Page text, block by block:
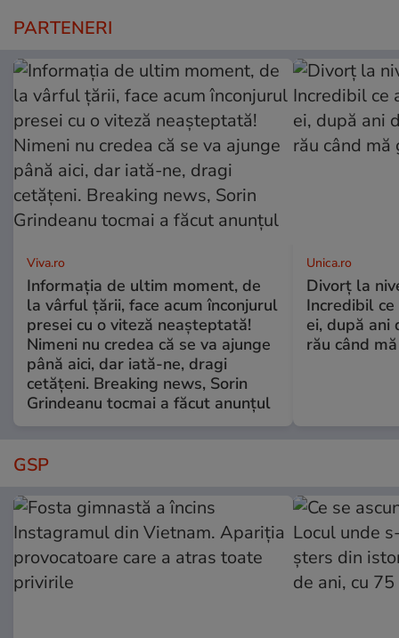
PARTENERI
Viva.ro
Informația de ultim moment, de
la vârful țării, face acum înconjurul
presei cu o viteză neașteptată!
Nimeni nu credea că se va ajunge
până aici, dar iată-ne, dragi
cetățeni. Breaking news, Sorin
Grindeanu tocmai a făcut anunțul
Unica.ro
Divorț la
Incredibil
ei, după ani
rău când
GSP